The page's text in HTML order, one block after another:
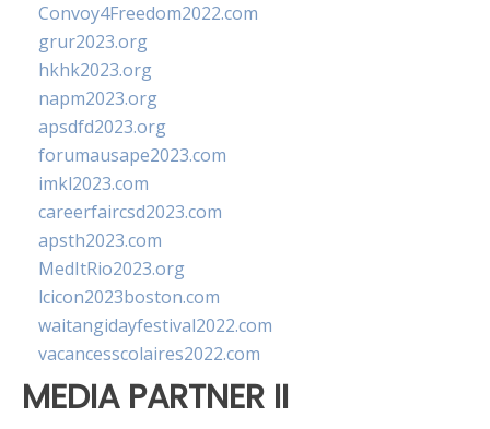
Convoy4Freedom2022.com
grur2023.org
hkhk2023.org
napm2023.org
apsdfd2023.org
forumausape2023.com
imkl2023.com
careerfaircsd2023.com
apsth2023.com
MedItRio2023.org
lcicon2023boston.com
waitangidayfestival2022.com
vacancesscolaires2022.com
MEDIA PARTNER II